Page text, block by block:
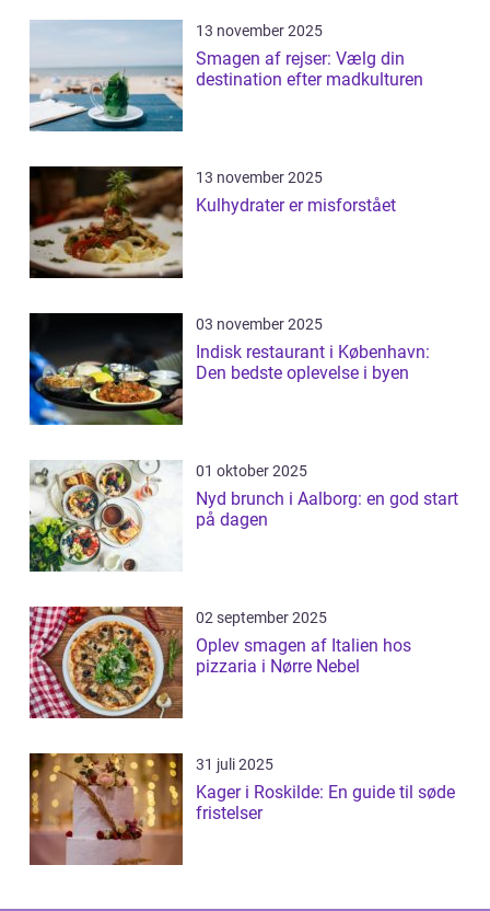
13 november 2025
Smagen af rejser: Vælg din
destination efter madkulturen
13 november 2025
Kulhydrater er misforstået
03 november 2025
Indisk restaurant i København:
Den bedste oplevelse i byen
01 oktober 2025
Nyd brunch i Aalborg: en god start
på dagen
02 september 2025
Oplev smagen af Italien hos
pizzaria i Nørre Nebel
31 juli 2025
Kager i Roskilde: En guide til søde
fristelser